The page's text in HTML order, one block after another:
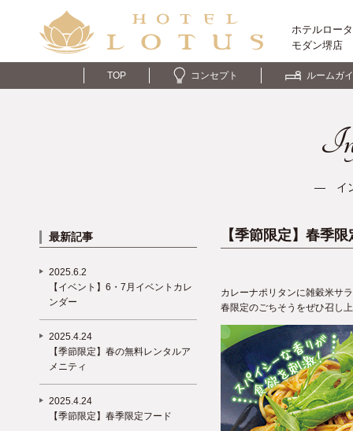
ホテルロー
モダン堺店
TOP コンセプト ルームガ
― イ
【季節限定】春季
カレーナポリタンに雑穀米サ
春限定のごちそうをぜひ召し
最新記事
2025.6.2
【イベント】6・7月イベントカレ
ンダー
2025.4.24
【季節限定】春の無料レンタルア
メニティ
2025.4.24
【季節限定】春季限定フード